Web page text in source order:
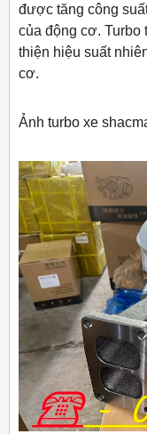
được tăng công
của động cơ. Turbo
thiện hiệu suất
cơ.
Ảnh turbo xe